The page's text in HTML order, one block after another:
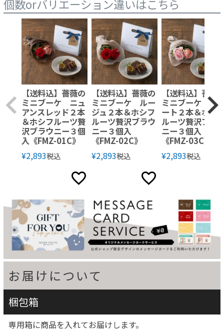
個数orバリエーション違いはこちら
【送料込】薔薇の
ミニブーケ ニュ
アンスレッド２本
＆ホシフルーツ贅
沢ブラウニー３個
入《FMZ-01C》
¥2,893税込
【送料込】薔薇の
ミニブーケ ルー
ジュ２本＆ホシフ
ルーツ贅沢ブラウ
ニー３個入
《FMZ-02C》
¥2,893税込
【送料込】薔薇
ミニブーケ ス
ート２本＆ホシ
ルーツ贅沢ブラ
ニー３個入
《FMZ-03C》
¥2,893税込
お届けについて
梱包箱
専用箱に商品を入れてお届けします。